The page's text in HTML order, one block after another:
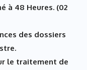
à 48 Heures. (02
des dossiers
le traitement de